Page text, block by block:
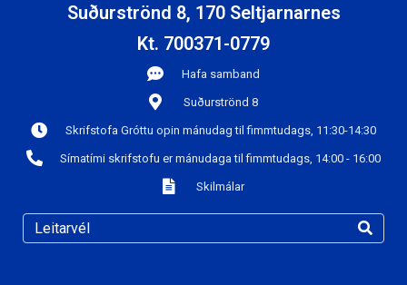
Suðurströnd 8, 170 Seltjarnarnes
Kt. 700371-0779
Hafa samband
Suðurströnd 8
Skrifstofa Gróttu opin mánudag til fimmtudags, 11:30-14:30
Símatími skrifstofu er mánudaga til fimmtudags, 14:00 - 16:00
Skilmálar